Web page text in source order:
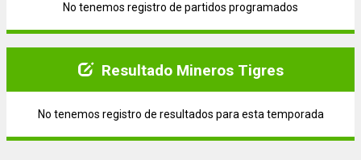
No tenemos registro de partidos programados
Resultado Mineros Tigres
No tenemos registro de resultados para esta temporada